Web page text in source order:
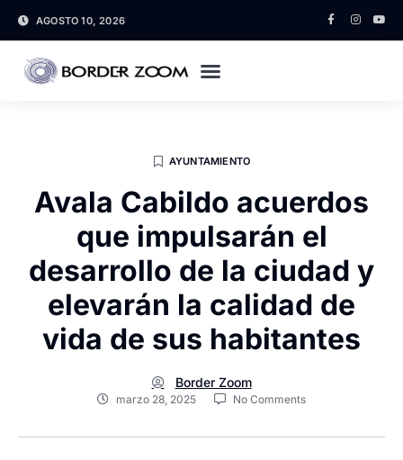
AGOSTO 10, 2026
AYUNTAMIENTO
Avala Cabildo acuerdos
que impulsarán el
desarrollo de la ciudad y
elevarán la calidad de
vida de sus habitantes
Border Zoom
marzo 28, 2025 No Comments